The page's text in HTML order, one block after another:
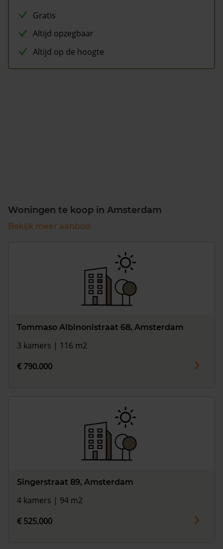
Gratis
Altijd opzegbaar
Altijd op de hoogte
Woningen te koop in Amsterdam
Bekijk meer aanbod
Tommaso Albinonistraat 68, Amsterdam
3 kamers | 116 m2
€ 790.000
Singerstraat 89, Amsterdam
4 kamers | 94 m2
€ 525.000